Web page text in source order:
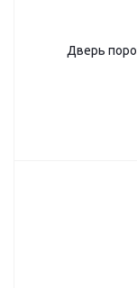
Дверь